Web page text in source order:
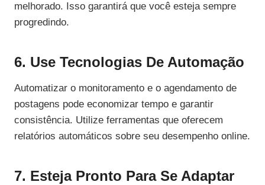
melhorado. Isso garantirá que você esteja sempre
progredindo.
6. Use Tecnologias De Automação
Automatizar o monitoramento e o agendamento de
postagens pode economizar tempo e garantir
consistência. Utilize ferramentas que oferecem
relatórios automáticos sobre seu desempenho online.
7. Esteja Pronto Para Se Adaptar